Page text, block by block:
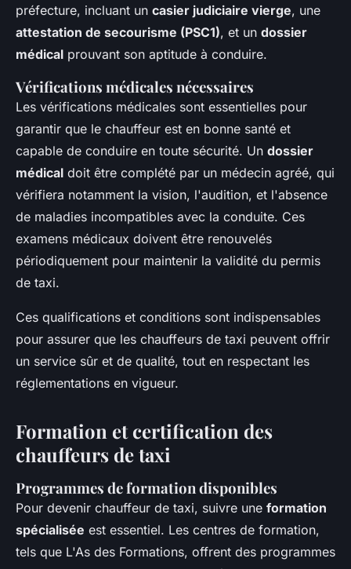
préfecture, incluant un casier judiciaire vierge, une
attestation de secourisme (PSC1), et un dossier
médical prouvant son aptitude à conduire.
Vérifications médicales nécessaires
Les vérifications médicales sont essentielles pour
garantir que le chauffeur est en bonne santé et
capable de conduire en toute sécurité. Un dossier
médical doit être complété par un médecin agréé, qui
vérifiera notamment la vision, l'audition, et l'absence
de maladies incompatibles avec la conduite. Ces
examens médicaux doivent être renouvelés
périodiquement pour maintenir la validité du permis
de taxi.
Ces qualifications et conditions sont indispensables
pour assurer que les chauffeurs de taxi peuvent offrir
un service sûr et de qualité, tout en respectant les
réglementations en vigueur.
Formation et certification des
chauffeurs de taxi
Programmes de formation disponibles
Pour devenir chauffeur de taxi, suivre une formation
spécialisée est essentiel. Les centres de formation,
tels que L'As des Formations, offrent des programmes